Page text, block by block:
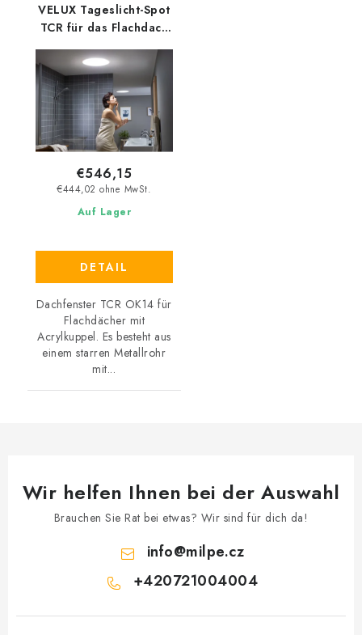
VELUX Tageslicht-Spot
TCR für das Flachdach
Auf Lager
€444,02 ohne MwSt.
€546,15
DETAIL
Dachfenster TCR OK14 für
Flachdächer mit
Acrylkuppel. Es besteht aus
einem starren Metallrohr
mit...
Wir helfen Ihnen bei der Auswahl
Brauchen Sie Rat bei etwas? Wir sind für dich da!
info@milpe.cz
+420721004004